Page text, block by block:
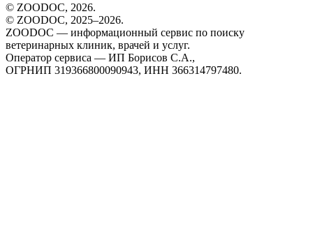
© ZOODOC, 2026.
© ZOODOC, 2025–2026.
ZOODOC — информационный сервис по поиску
ветеринарных клиник, врачей и услуг.
Оператор сервиса — ИП Борисов С.А.,
ОГРНИП 319366800090943, ИНН 366314797480.